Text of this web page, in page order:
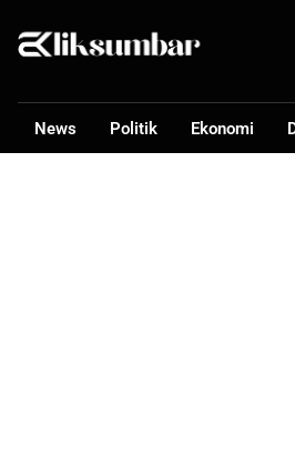
News Politik Ekonomi